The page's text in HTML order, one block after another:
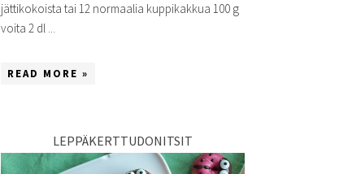
jättikokoista tai 12 normaalia kuppikakkua 100 g
voita 2 dl ...
READ MORE »
LEPPÄKERTTUDONITSIT